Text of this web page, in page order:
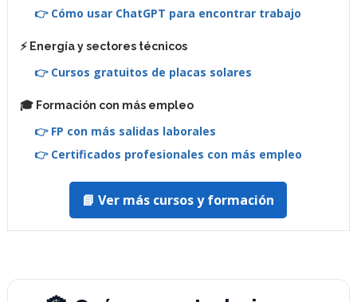
👉 Cómo usar ChatGPT para encontrar trabajo
⚡ Energía y sectores técnicos
👉 Cursos gratuitos de placas solares
🎓 Formación con más empleo
👉 FP con más salidas laborales
👉 Certificados profesionales con más empleo
📘 Ver más cursos y formación